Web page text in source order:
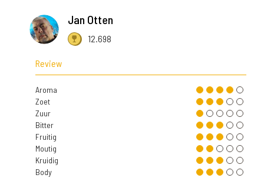
Jan Otten
12.698
Review
Aroma
Zoet
Zuur
Bitter
Fruitig
Moutig
Kruidig
Body